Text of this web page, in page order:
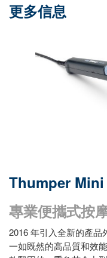
更多信息
Thumper
專業便攜式按
2016 年引入全新的產
一如既然的高品質和效